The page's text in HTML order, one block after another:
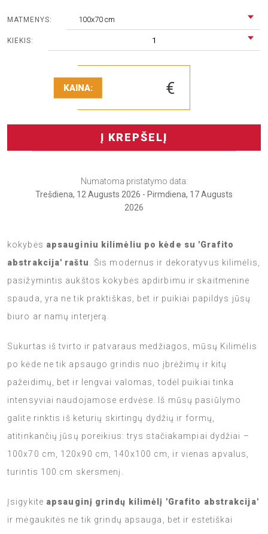
MATMENYS: 100x70 cm
KIEKIS: 1
KAINA: €
Į KREPŠELĮ
Numatoma pristatymo data:
Trešdiena, 12 Augusts 2026 - Pirmdiena, 17 Augusts
2026
kokybės apsauginiu kilimėliu po kėde su 'Grafito
abstrakcija' raštu
. Šis modernus ir dekoratyvus kilimėlis,
pasižymintis aukštos kokybės apdirbimu ir skaitmenine
spauda, yra ne tik praktiškas, bet ir puikiai papildys jūsų
biuro ar namų interjerą.
Sukurtas iš tvirto ir patvaraus medžiagos, mūsų Kilimėlis
po kėde ne tik apsaugo grindis nuo įbrėžimų ir kitų
pažeidimų, bet ir lengvai valomas, todėl puikiai tinka
intensyviai naudojamose erdvėse. Iš mūsų pasiūlymo
galite rinktis iš keturių skirtingų dydžių ir formų,
atitinkančių jūsų poreikius: trys stačiakampiai dydžiai –
100x70 cm, 120x90 cm, 140x100 cm, ir vienas apvalus,
turintis 100 cm skersmenį.
Įsigykite apsauginį grindų kilimėlį 'Grafito abstrakcija'
ir mėgaukitės ne tik grindų apsauga, bet ir estetiškai